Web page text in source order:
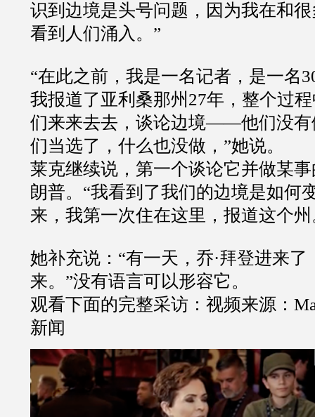
识到边境是头号问题，因为我在和
看到人们涌入。”
“在此之前，我是一名记者，是一名
我报道了亚利桑那州27年，整个过
们来来去去，谈论边境——他们没有
们当选了，什么也没做，”她说。
莱克继续说，第一个谈论它并做某
朗普。“我看到了我们的边境是如何
来，我第一次住在这里，报道这个州
她补充说：“有一天，乔·拜登进来
来。”没有语言可以形容它。
观看下面的完整采访：视频来源：
新闻